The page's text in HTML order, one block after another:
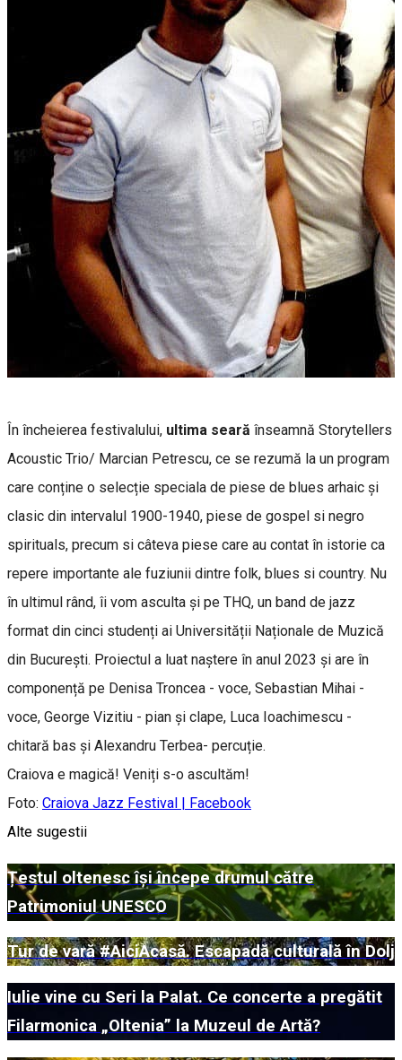
În încheierea festivalului, ultima seară înseamnă Storytellers
Acoustic Trio/ Marcian Petrescu, ce se rezumă la un program
care conține o selecție speciala de piese de blues arhaic și
clasic din intervalul 1900-1940, piese de gospel si negro
spirituals, precum si câteva piese care au contat în istorie ca
repere importante ale fuziunii dintre folk, blues si country. Nu
în ultimul rând, îi vom asculta și pe THQ, un band de jazz
format din cinci studenți ai Universității Naționale de Muzică
din București. Proiectul a luat naștere în anul 2023 și are în
componență pe Denisa Troncea - voce, Sebastian Mihai -
voce, George Vizitiu - pian și clape, Luca Ioachimescu -
chitară bas și Alexandru Terbea- percuție.
Craiova e magică! Veniți s-o ascultăm!
Foto: Craiova Jazz Festival | Facebook
Alte sugestii
Țestul oltenesc își începe drumul către
Patrimoniul UNESCO
Tur de vară #AiciAcasă. Escapadă culturală în Dolj
Iulie vine cu Seri la Palat. Ce concerte a pregătit
Filarmonica „Oltenia” la Muzeul de Artă?